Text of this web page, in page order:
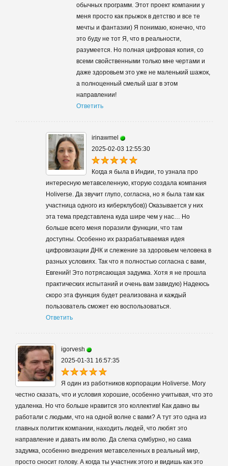
обычных программ. Этот проект компании у
меня просто как прыжок в детство и все те
мечты и фантазии) Я понимаю, конечно, что
это буду не тот Я, что в реальности,
разумеется. Но полная цифровая копия, со
всеми свойственными только мне чертами и
даже здоровьем это уже не маленький шажок,
а полноценный смелый шаг в этом
направлении!
Ответить
irinawmel
2025-02-03 12:55:30
Когда я была в Индии, то узнала про
интересную метавселенную, кторую создала компания
Holiverse. Да звучит глупо, согласна, но я была там как
участница одного из киберклубов)) Оказывается у них
эта тема представлена куда шире чем у нас… Но
больше всего меня поразили функции, что там
доступны. Особенно их разрабатываемая идея
цифровизации ДНК и слежение за здоровьем человека в
разных условиях. Так что я полностью согласна с вами,
Евгений! Это потрясающая задумка. Хотя я не прошла
практических испытаний и очень вам завидую) Надеюсь
скоро эта функция будет реализована и каждый
пользователь сможет ею воспользоваться.
Ответить
igorvesh
2025-01-31 16:57:35
Я один из работников корпорации Holiverse. Могу
честно сказать, что и условия хорошие, особенно учитывая, что это
удаленка. Но что больше нравится это коллектив! Как давно вы
работали с людьми, что на одной волне с вами? А тут это одна из
главных политик компании, находить людей, что любят это
направление и давать им волю. Да слегка сумбурно, но сама
задумка, особенно внедрения метавселенных в реальный мир,
просто сносит голову. А когда ты участник этого и видишь как это